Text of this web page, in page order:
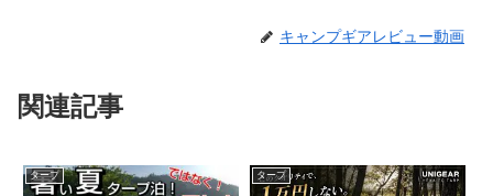
キャンプギアレビュー動画
関連記事
タープ タープ